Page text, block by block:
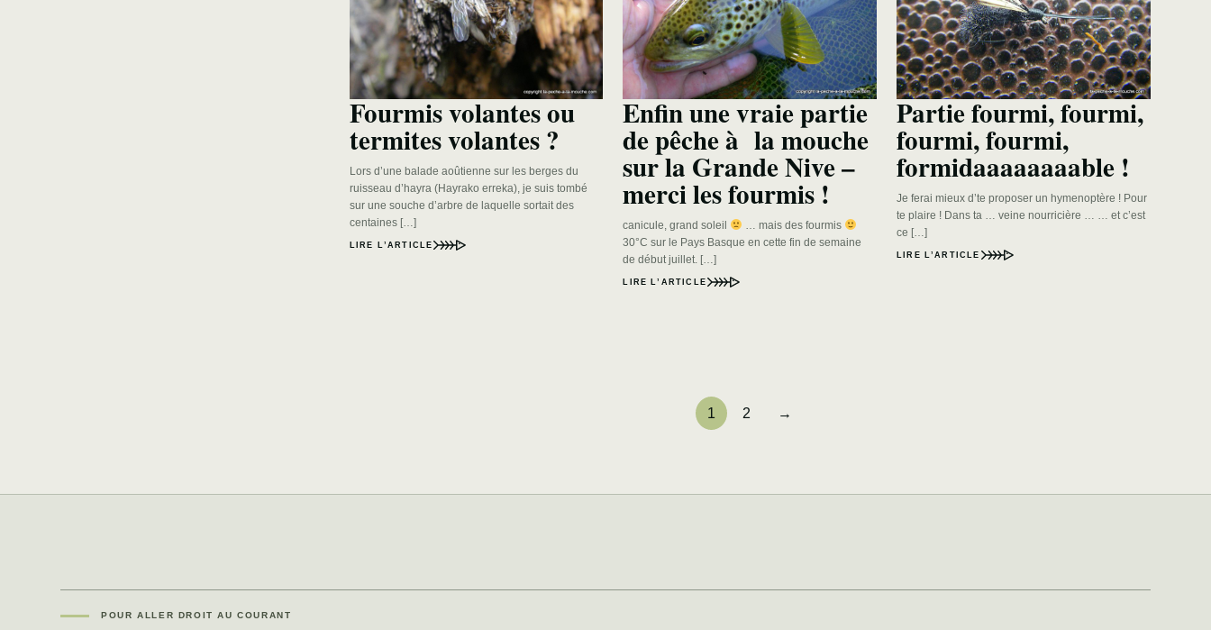
Fourmis volantes ou
termites volantes ?
Lors d’une balade aoûtienne sur les berges du
ruisseau d’hayra (Hayrako erreka), je suis tombé
sur une souche d’arbre de laquelle sortait des
centaines […]
LIRE L’ARTICLE
Enfin une vraie partie
de pêche à la mouche
sur la Grande Nive –
merci les fourmis !
canicule, grand soleil
… mais des fourmis
30°C sur le Pays Basque en cette fin de semaine
de début juillet. […]
LIRE L’ARTICLE
Partie fourmi, fourmi,
fourmi, fourmi,
formidaaaaaaaable !
Je ferai mieux d’te proposer un hymenoptère ! Pour
te plaire ! Dans ta … veine nourricière … … et c’est
ce […]
LIRE L’ARTICLE
1 2 →
POUR ALLER DROIT AU COURANT